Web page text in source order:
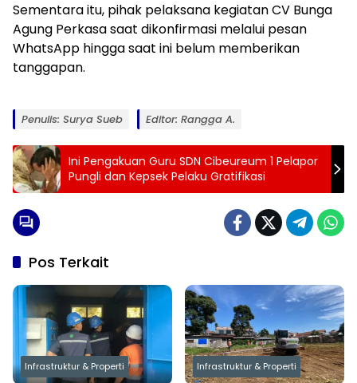
Sementara itu, pihak pelaksana kegiatan CV Bunga
Agung Perkasa saat dikonfirmasi melalui pesan
WhatsApp hingga saat ini belum memberikan
tanggapan.
Penulis: Surya Sueb Editor: Rangga A.
Ini Pengakuan Guru SDN Cibeureum 1 Pelapor
Pungli dan Kepsek Pelaku Gratifikasi
Pos Terkait
Infrastruktur & Properti Infrastruktur & Properti